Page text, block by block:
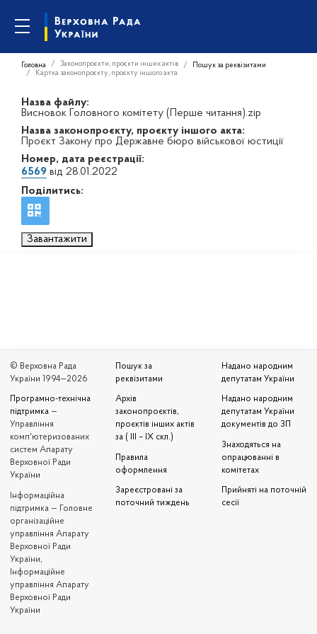
Головна Законопроєкти, проєкти інших актів
Пошук за реквізитами
Картка законопроєкту, проєкту іншого акта
Назва файлу:
Висновок Головного комітету (Перше читання).zip
Назва законопроєкту, проєкту іншого акта:
Проєкт Закону про Державне бюро військової юстиції
Номер, дата реєстрації:
6569 від 28.01.2022
Поділитись:
Завантажити
© Верховна Рада
України 1994—2026
Програмно-технічна
підтримка —
Управління
комп'ютеризованих
систем Апарату
Верховної Ради
України
Iнформаційна
підтримка — Головне
організаційне
управління Апарату
Верховної Ради
України,
Інформаційне
управління Апарату
Верховної Ради
України
Пошук за
реквізитами
Архів
законопроєктів,
проєктів інших актів
за ( III – IX скл.)
Правила
оформлення
Зареєстровані за
поточний тиждень
Надано народним
депутатам України
Надано народним
депутатам України
документів до ЗП
Знаходяться на
опрацюванні в
комітетах
Прийняті на поточній
сесії